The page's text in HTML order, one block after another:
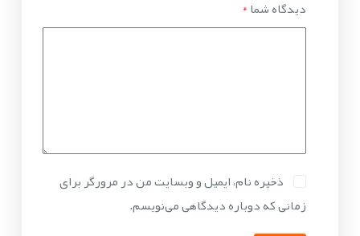
دیدگاه شما*
ذخیره نام، ایمیل و وبسایت من در مرورگر برای
زمانی که دوباره دیدگاهی می‌نویسم.